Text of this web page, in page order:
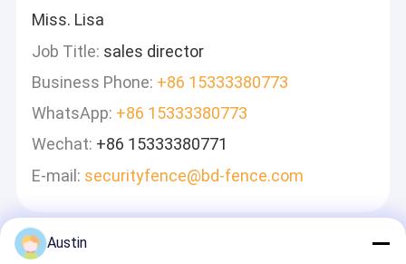
Miss. Lisa
Job Title: sales director
Business Phone: +86 15333380773
WhatsApp: +86 15333380773
Wechat: +86 15333380771
E-mail: securityfence@bd-fence.com
Austin